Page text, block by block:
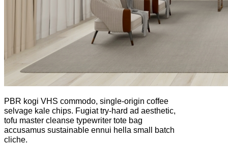
PBR kogi VHS commodo, single-origin coffee
selvage kale chips. Fugiat try-hard ad aesthetic,
tofu master cleanse typewriter tote bag
accusamus sustainable ennui hella small batch
cliche.